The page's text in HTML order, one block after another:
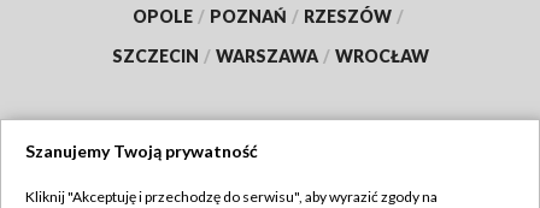
OPOLE / POZNAŃ / RZESZÓW /
SZCZECIN / WARSZAWA / WROCŁAW
Szanujemy Twoją prywatność
Kliknij "Akceptuję i przechodzę do serwisu", aby wyrazić zgody na